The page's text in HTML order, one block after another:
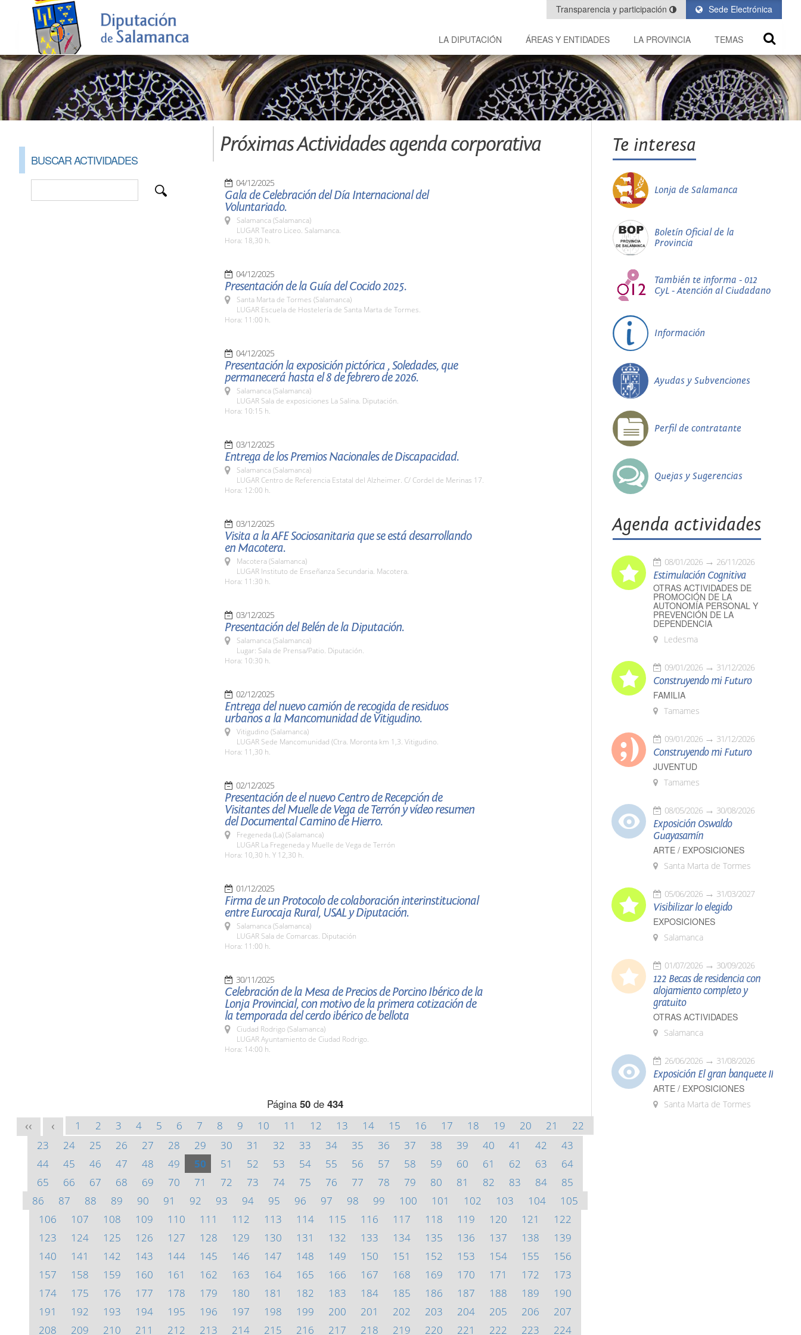
Sede Electrónica
Transparencia y participación
LA DIPUTACIÓN ÁREAS Y ENTIDADES LA PROVINCIA TEMAS
BUSCAR ACTIVIDADES
Próximas Actividades agenda corporativa
04/12/2025
Gala de Celebración del Día Internacional del
Voluntariado.
Salamanca (Salamanca)
LUGAR Teatro Liceo. Salamanca.
Hora: 18,30 h.
04/12/2025
Presentación de la Guía del Cocido 2025.
Santa Marta de Tormes (Salamanca)
LUGAR Escuela de Hostelería de Santa Marta de Tormes.
Hora: 11:00 h.
04/12/2025
Presentación la exposición pictórica , Soledades, que
permanecerá hasta el 8 de febrero de 2026.
Salamanca (Salamanca)
LUGAR Sala de exposiciones La Salina. Diputación.
Hora: 10:15 h.
03/12/2025
Entrega de los Premios Nacionales de Discapacidad.
Salamanca (Salamanca)
LUGAR Centro de Referencia Estatal del Alzheimer. C/ Cordel de Merinas 17.
Hora: 12:00 h.
03/12/2025
Visita a la AFE Sociosanitaria que se está desarrollando
en Macotera.
Macotera (Salamanca)
LUGAR Instituto de Enseñanza Secundaria. Macotera.
Hora: 11:30 h.
03/12/2025
Presentación del Belén de la Diputación.
Salamanca (Salamanca)
Lugar: Sala de Prensa/Patio. Diputación.
Hora: 10:30 h.
02/12/2025
Entrega del nuevo camión de recogida de residuos
urbanos a la Mancomunidad de Vitigudino.
Vitigudino (Salamanca)
LUGAR Sede Mancomunidad (Ctra. Moronta km 1,3. Vitigudino.
Hora: 11,30 h.
02/12/2025
Presentación de el nuevo Centro de Recepción de
Visitantes del Muelle de Vega de Terrón y vídeo resumen
del Documental Camino de Hierro.
Fregeneda (La) (Salamanca)
LUGAR La Fregeneda y Muelle de Vega de Terrón
Hora: 10,30 h. Y 12,30 h.
01/12/2025
Firma de un Protocolo de colaboración interinstitucional
entre Eurocaja Rural, USAL y Diputación.
Salamanca (Salamanca)
LUGAR Sala de Comarcas. Diputación
Hora: 11:00 h.
30/11/2025
Celebración de la Mesa de Precios de Porcino Ibérico de la
Lonja Provincial, con motivo de la primera cotización de
la temporada del cerdo ibérico de bellota
Ciudad Rodrigo (Salamanca)
LUGAR Ayuntamiento de Ciudad Rodrigo.
Hora: 14:00 h.
Página 50 de 434
<< < 1 2 3 4 5 6 7 8 9 10 11 12 13 14 15 16 17 18 19 20 21
22
23
24 25 26 27 28 29 30 31 32 33 34 35 36 37 38 39 40 41 42
43
44
45 46 47 48 49 50 51 52 53 54 55 56 57 58 59 60 61 62 63
64
65
66 67 68 69 70 71 72 73 74 75 76 77 78 79 80 81 82 83 84
85
86
87 88 89 90 91 92 93 94 95 96 97 98 99 100 101 102 103 104
105
106
107 108 109 110 111 112 113 114 115 116 117 118 119 120 121
122
123
124 125 126 127 128 129 130 131 132 133 134 135 136 137 138
139
140
141 142 143 144 145 146 147 148 149 150 151 152 153 154 155
156
157
158 159 160 161 162 163 164 165 166 167 168 169 170 171 172
173
174
175 176 177 178 179 180 181 182 183 184 185 186 187 188 189
190
191
192 193 194 195 196 197 198 199 200 201 202 203 204 205 206
207
208
209 210 211 212 213 214 215 216 217 218 219 220 221 222 223 224
Te interesa
Lonja de Salamanca
Boletín Oficial de la
Provincia
También te informa - 012
CyL - Atención al Ciudadano
Información
Ayudas y Subvenciones
Perfil de contratante
Quejas y Sugerencias
Agenda actividades
08/01/2026 26/11/2026
Estimulación Cognitiva
OTRAS ACTIVIDADES DE
PROMOCIÓN DE LA
AUTONOMÍA PERSONAL Y
PREVENCIÓN DE LA
DEPENDENCIA
Ledesma
09/01/2026 31/12/2026
Construyendo mi Futuro
FAMILIA
Tamames
09/01/2026 31/12/2026
Construyendo mi Futuro
JUVENTUD
Tamames
08/05/2026 30/08/2026
Exposición Oswaldo
Guayasamín
ARTE / EXPOSICIONES
Santa Marta de Tormes
05/06/2026 31/03/2027
Visibilizar lo elegido
EXPOSICIONES
Salamanca
01/07/2026 30/09/2026
122 Becas de residencia con
alojamiento completo y
gratuito
OTRAS ACTIVIDADES
Salamanca
26/06/2026 31/08/2026
Exposición El gran banquete II
ARTE / EXPOSICIONES
Santa Marta de Tormes